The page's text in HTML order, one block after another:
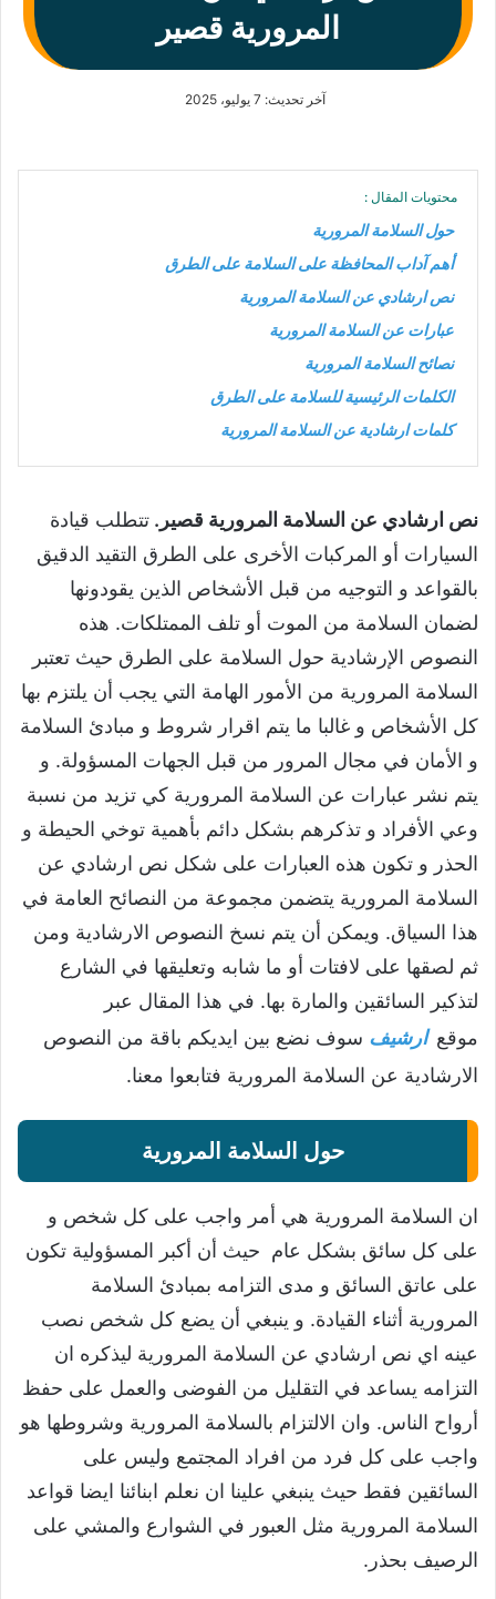
المرورية قصير
آخر تحديث: 7 يوليو، 2025
محتويات المقال :
حول السلامة المرورية
أهم آداب المحافظة على السلامة على الطرق
نص ارشادي عن السلامة المرورية
عبارات عن السلامة المرورية
نصائح السلامة المرورية
الكلمات الرئيسية للسلامة على الطرق
كلمات ارشادية عن السلامة المرورية
نص ارشادي عن السلامة المرورية قصير. تتطلب قيادة
السيارات أو المركبات الأخرى على الطرق التقيد الدقيق
بالقواعد و التوجيه من قبل الأشخاص الذين يقودونها
لضمان السلامة من الموت أو تلف الممتلكات. هذه
النصوص الإرشادية حول السلامة على الطرق حيث تعتبر
السلامة المرورية من الأمور الهامة التي يجب أن يلتزم بها
كل الأشخاص و غالبا ما يتم اقرار شروط و مبادئ السلامة
و الأمان في مجال المرور من قبل الجهات المسؤولة. و
يتم نشر عبارات عن السلامة المرورية كي تزيد من نسبة
وعي الأفراد و تذكرهم بشكل دائم بأهمية توخي الحيطة و
الحذر و تكون هذه العبارات على شكل نص ارشادي عن
السلامة المرورية يتضمن مجموعة من النصائح العامة في
هذا السياق. ويمكن أن يتم نسخ النصوص الارشادية ومن
ثم لصقها على لافتات أو ما شابه وتعليقها في الشارع
لتذكير السائقين والمارة بها. في هذا المقال عبر
موقع ارشيف سوف نضع بين ايديكم باقة من النصوص
الارشادية عن السلامة المرورية فتابعوا معنا.
حول السلامة المرورية
ان السلامة المرورية هي أمر واجب على كل شخص و
على كل سائق بشكل عام حيث أن أكبر المسؤولية تكون
على عاتق السائق و مدى التزامه بمبادئ السلامة
المرورية أثناء القيادة. و ينبغي أن يضع كل شخص نصب
عينه اي نص ارشادي عن السلامة المرورية ليذكره ان
التزامه يساعد في التقليل من الفوضى والعمل على حفظ
أرواح الناس. وان الالتزام بالسلامة المرورية وشروطها هو
واجب على كل فرد من افراد المجتمع وليس على
السائقين فقط حيث ينبغي علينا ان نعلم ابنائنا ايضا قواعد
السلامة المرورية مثل العبور في الشوارع والمشي على
الرصيف بحذر.